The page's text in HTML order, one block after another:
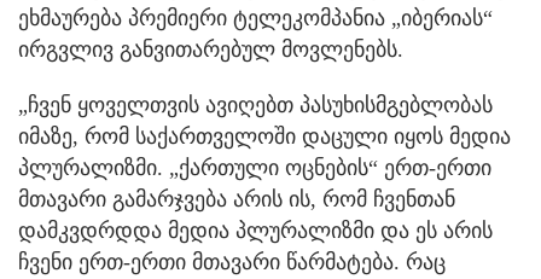
ეხმაურება პრემიერი ტელეკომპანია „იბერიას“
ირგვლივ განვითარებულ მოვლენებს.
„ჩვენ ყოველთვის ავიღებთ პასუხისმგებლობას
იმაზე, რომ საქართველოში დაცული იყოს მედია
პლურალიზმი. „ქართული ოცნების“ ერთ-ერთი
მთავარი გამარჯვება არის ის, რომ ჩვენთან
დამკვდრდდა მედია პლურალიზმი და ეს არის
ჩვენი ერთ-ერთი მთავარი წარმატება. რაც